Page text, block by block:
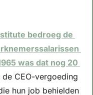
bedroeg de
was dat nog 20
de CEO-vergoeding
hun job behielden